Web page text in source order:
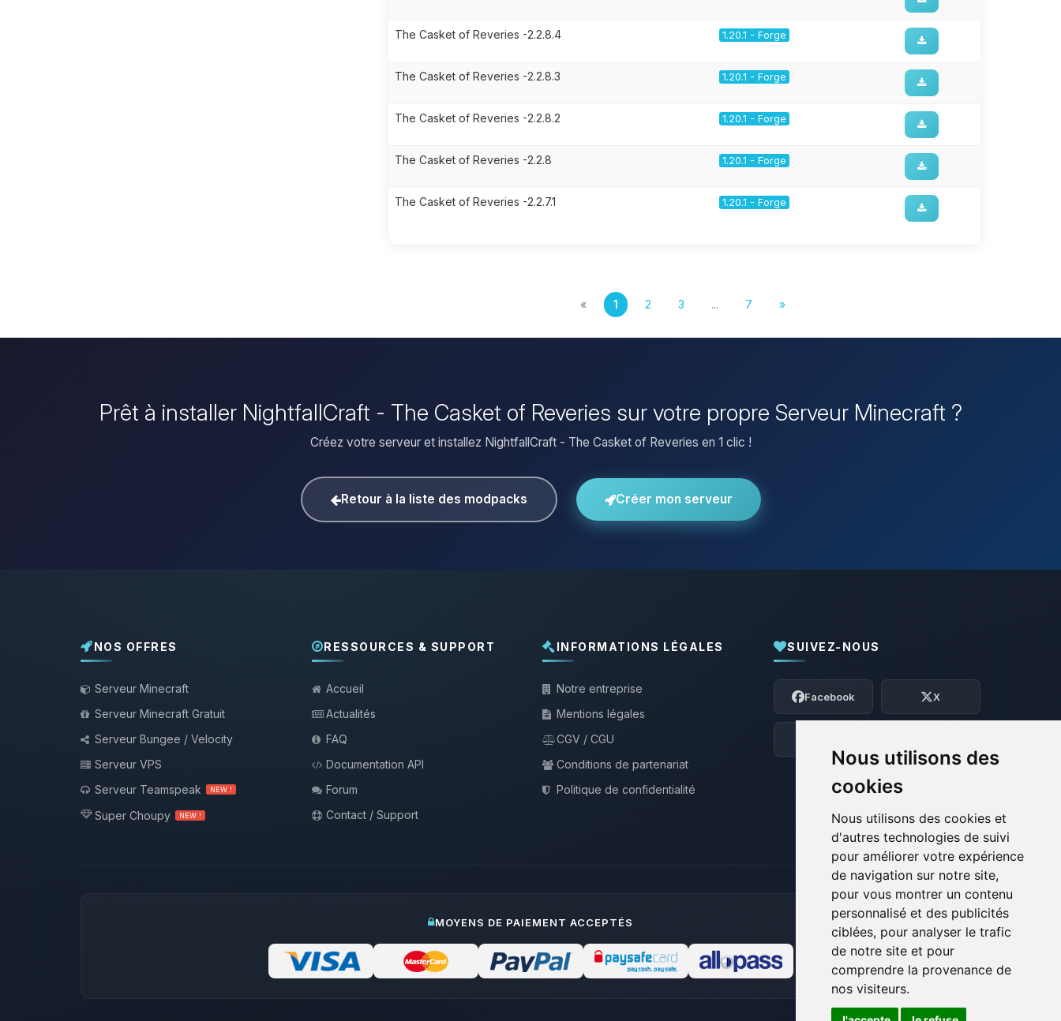
Nous utilisons des
cookies
Nous utilisons des cookies et
d'autres technologies de suivi
pour améliorer votre expérience
de navigation sur notre site,
pour vous montrer un contenu
personnalisé et des publicités
ciblées, pour analyser le trafic
de notre site et pour
comprendre la provenance de
nos visiteurs.
The Casket of Reveries -2.2.8.4 1.20.1 - Forge
The Casket of Reveries -2.2.8.3 1.20.1 - Forge
The Casket of Reveries -2.2.8.2 1.20.1 - Forge
The Casket of Reveries -2.2.8 1.20.1 - Forge
The Casket of Reveries -2.2.7.1 1.20.1 - Forge
« 1 2 3 ... 7 »
Prêt à installer NightfallCraft - The Casket of Reveries sur votre propre Serveur Minecraft ?
Créez votre serveur et installez NightfallCraft - The Casket of Reveries en 1 clic !
Retour à la liste des modpacks Créer mon serveur
NOS OFFRES
Serveur Minecraft
Serveur Minecraft Gratuit
Serveur Bungee / Velocity
Serveur VPS
Serveur Teamspeak
NEW !
Super Choupy NEW !
RESSOURCES & SUPPORT
Accueil
Actualités
FAQ
Documentation API
Forum
Contact / Support
INFORMATIONS LÉGALES
Notre entreprise
Mentions légales
CGV / CGU
Conditions de partenariat
Politique de confidentialité
SUIVEZ-NOUS
Facebook X
MOYENS DE PAIEMENT ACCEPTÉS
Youpi, enfin quelqu’un pour me parler !
Moi c’est Choupy, ton petit assistant
BoxToPlay. Dis-moi ce dont tu as besoin
et je vais remuer mes petits circuits
07/08/2026 à 04:53